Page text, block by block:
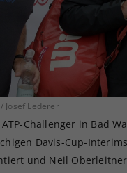
/ Josef Lederer
Challenger in Bad
Davis-Cup-
und Neil